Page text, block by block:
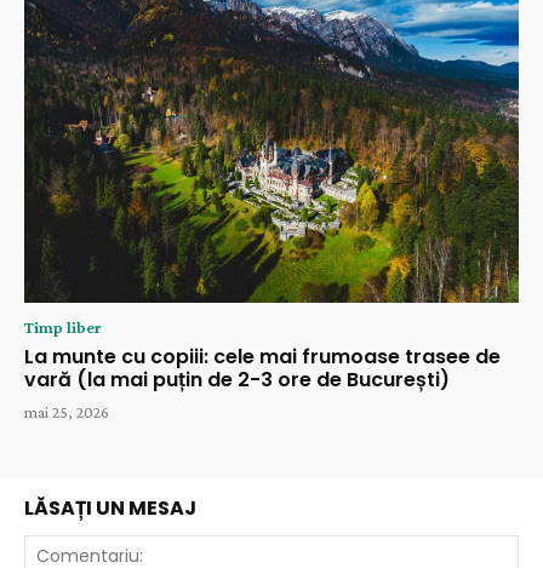
Timp liber
La munte cu copiii: cele mai frumoase trasee de
vară (la mai puțin de 2-3 ore de București)
mai 25, 2026
LĂSAȚI UN MESAJ